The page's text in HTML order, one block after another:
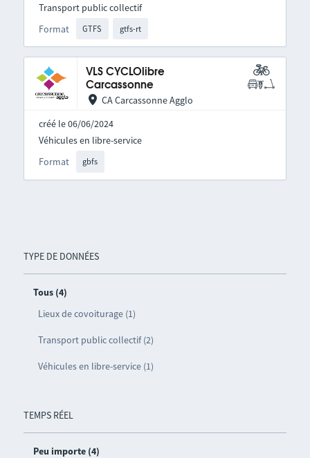
TYPE DE DONNÉES
Tous (4)
Lieux de covoiturage (1)
Transport public collectif (2)
Véhicules en libre-service (1)
TEMPS RÉEL
Peu importe (4)
Format GTFS gtfs-rt
Transport public collectif
VLS CYCLOlibre
Carcassonne
CA Carcassonne Agglo
créé le 06/06/2024
Format gbfs
Véhicules en libre-service